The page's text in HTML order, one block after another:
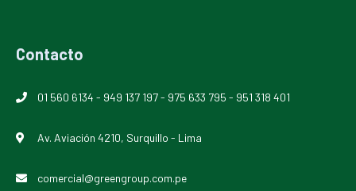
Contacto
01 560 6134 - 949 137 197- 975 633 795 - 951 318 401
Av. Aviación 4210, Surquillo - Lima
comercial@greengroup.com.pe